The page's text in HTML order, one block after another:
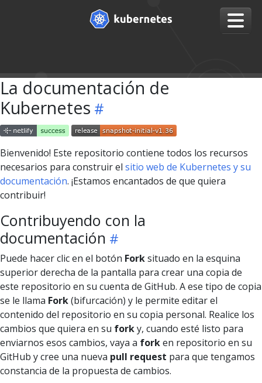
La documentación de
Kubernetes
Bienvenido! Este repositorio contiene todos los recursos
necesarios para construir el sitio web de Kubernetes y su
documentación. ¡Estamos encantados de que quiera
contribuir!
Contribuyendo con la
documentación
Puede hacer clic en el botón Forksituado en la esquina
superior derecha de la pantalla para crear una copia de
este repositorio en su cuenta de GitHub. A ese tipo de copia
se le llama Fork(bifurcación) y le permite editar el
contenido del repositorio en su copia personal. Realice los
cambios que quiera en su forky, cuando esté listo para
enviarnos esos cambios, vaya a forken repositorio en su
GitHub y cree una nueva pull request para que tengamos
constancia de la propuesta de cambios.